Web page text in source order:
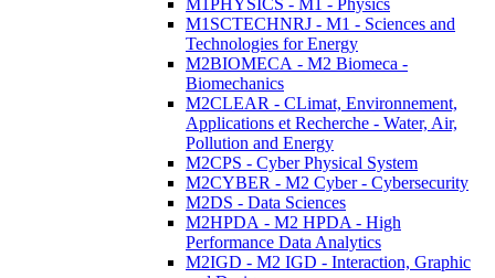
M1PHYSICS - M1 - Physics
M1SCTECHNRJ - M1 - Sciences and
Technologies for Energy
M2BIOMECA - M2 Biomeca -
Biomechanics
M2CLEAR - CLimat, Environnement,
Applications et Recherche - Water, Air,
Pollution and Energy
M2CPS - Cyber Physical System
M2CYBER - M2 Cyber - Cybersecurity
M2DS - Data Sciences
M2HPDA - M2 HPDA - High
Performance Data Analytics
M2IGD - M2 IGD - Interaction, Graphic